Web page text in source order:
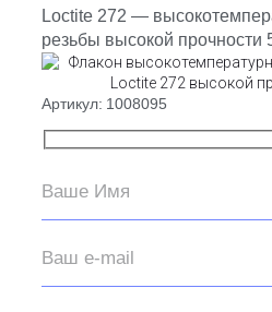
Loctite 272 —
резьбы высокой прочности
Артикул: 1008095